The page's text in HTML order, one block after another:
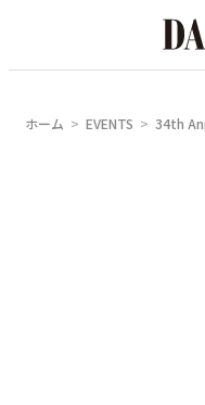
ホーム EVENTS 34th